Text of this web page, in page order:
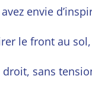
envie
le front au
droit, sans